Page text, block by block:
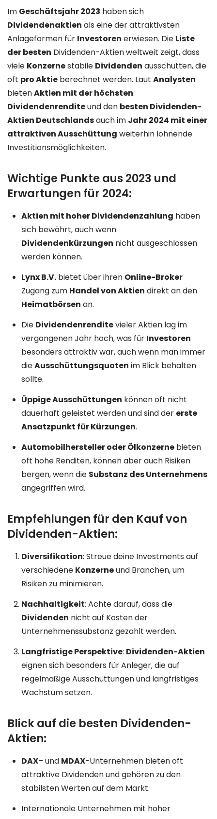
Im Geschäftsjahr 2023 haben sich
Dividendenaktien als eine der attraktivsten
Anlageformen für Investoren erwiesen. Die Liste
der besten Dividenden-Aktien weltweit zeigt, dass
viele Konzernestabile Dividenden ausschütten, die
oft pro Aktie berechnet werden. Laut Analysten
bietenAktien mit der höchsten
Dividendenrenditeund den besten Dividenden-
Aktien Deutschlandsauch im Jahr 2024 mit einer
attraktiven Ausschüttung weiterhin lohnende
Investitionsmöglichkeiten.
Wichtige Punkte aus 2023 und
Erwartungen für 2024:
Aktien mit hoher Dividendenzahlung haben
sich bewährt, auch wenn
Dividendenkürzungen nicht ausgeschlossen
werden können.
Lynx B.V.bietet über ihren Online-Broker
Zugang zum Handel von Aktien direkt an den
Heimatbörsen an.
Die Dividendenrenditevieler Aktien lag im
vergangenen Jahr hoch, was für Investoren
besonders attraktiv war, auch wenn man immer
dieAusschüttungsquoten im Blick behalten
sollte.
Üppige Ausschüttungen können oft nicht
dauerhaft geleistet werden und sind der erste
Ansatzpunkt für Kürzungen.
Automobilhersteller oder Ölkonzernebieten
oft hohe Renditen, können aber auch Risiken
bergen, wenn die Substanz des Unternehmens
angegriffen wird.
Empfehlungen für den Kauf von
Dividenden-Aktien:
Diversifikation: Streue deine Investments auf
verschiedene Konzerneund Branchen, um
Risiken zu minimieren.
Nachhaltigkeit: Achte darauf, dass die
Dividenden nicht auf Kosten der
Unternehmenssubstanz gezahlt werden.
Langfristige Perspektive: Dividenden-Aktien
eignen sich besonders für Anleger, die auf
regelmäßige Ausschüttungen und langfristiges
Wachstum setzen.
Blick auf die besten Dividenden-
Aktien:
DAX– und MDAX-Unternehmen bieten oft
attraktive Dividenden und gehören zu den
stabilsten Werten auf dem Markt.
Internationale Unternehmen mit hoher